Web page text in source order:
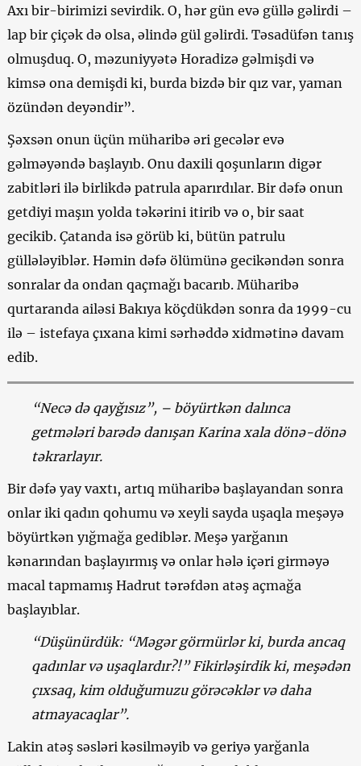
Axı bir-birimizi sevirdik. O, hər gün evə güllə gəlirdi –
lap bir çiçək də olsa, əlində gül gəlirdi. Təsadüfən tanış
olmuşduq. O, məzuniyyətə Horadizə gəlmişdi və
kimsə ona demişdi ki, burda bizdə bir qız var, yaman
özündən deyəndir”.
Şəxsən onun üçün müharibə əri gecələr evə
gəlməyəndə başlayıb. Onu daxili qoşunların digər
zabitləri ilə birlikdə patrula aparırdılar. Bir dəfə onun
getdiyi maşın yolda təkərini itirib və o, bir saat
gecikib. Çatanda isə görüb ki, bütün patrulu
güllələyiblər. Həmin dəfə ölümünə gecikəndən sonra
sonralar da ondan qaçmağı bacarıb. Müharibə
qurtaranda ailəsi Bakıya köçdükdən sonra da 1999-cu
ilə – istefaya çıxana kimi sərhəddə xidmətinə davam
edib.
“Necə də qayğısız”, – böyürtkən dalınca
getmələri barədə danışan Karina xala dönə-dönə
təkrarlayır.
Bir dəfə yay vaxtı, artıq müharibə başlayandan sonra
onlar iki qadın qohumu və xeyli sayda uşaqla meşəyə
böyürtkən yığmağa gediblər. Meşə yarğanın
kənarından başlayırmış və onlar hələ içəri girməyə
macal tapmamış Hadrut tərəfdən atəş açmağa
başlayıblar.
“Düşünürdük: “Məgər görmürlər ki, burda ancaq
qadınlar və uşaqlardır?!” Fikirləşirdik ki, meşədən
çıxsaq, kim olduğumuzu görəcəklər və daha
atmayacaqlar”.
Lakin atəş səsləri kəsilməyib və geriyə yarğanla